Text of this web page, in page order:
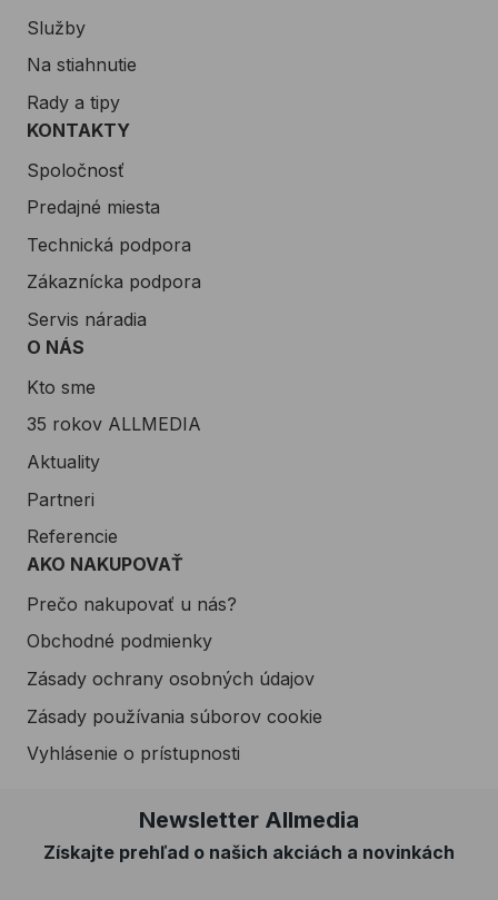
Služby
Na stiahnutie
Rady a tipy
KONTAKTY
Spoločnosť
Predajné miesta
Technická podpora
Zákaznícka podpora
Servis náradia
O NÁS
Kto sme
35 rokov ALLMEDIA
Aktuality
Partneri
Referencie
AKO NAKUPOVAŤ
Prečo nakupovať u nás?
Obchodné podmienky
Zásady ochrany osobných údajov
Zásady používania súborov cookie
Vyhlásenie o prístupnosti
Newsletter Allmedia
Získajte prehľad o našich akciách a novinkách